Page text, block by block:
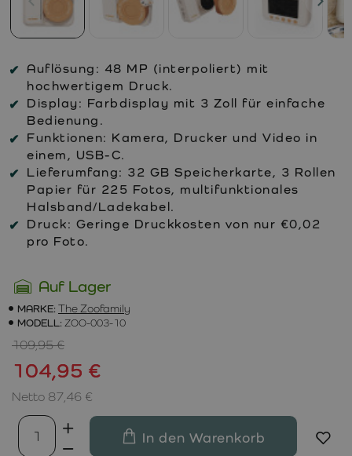
Auflösung: 48 MP (interpoliert) mit
hochwertigem Druck.
Display: Farbdisplay mit 3 Zoll für einfache
Bedienung.
Funktionen: Kamera, Drucker und Video in
einem, USB-C.
Lieferumfang: 32 GB Speicherkarte, 3 Rollen
Papier für 225 Fotos, multifunktionales
Halsband/Ladekabel.
Druck: Geringe Druckkosten von nur €0,02
pro Foto.
Auf Lager
MARKE: The Zoofamily
MODELL: ZOO-003-10
104,95 €
109,95 €
Netto 87,46 €
In den Warenkorb